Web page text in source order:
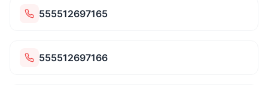
555512697165
555512697166